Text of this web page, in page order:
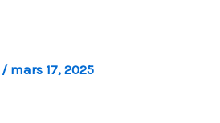
/ mars 17, 2025